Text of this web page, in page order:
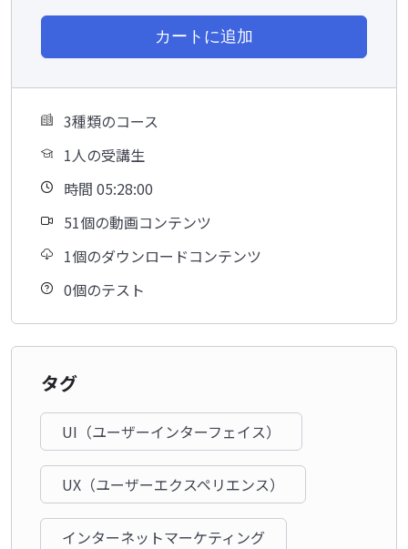
カートに追加
3種類のコース
1人の受講生
時間 05:28:00
51個の動画コンテンツ
1個のダウンロードコンテンツ
0個のテスト
タグ
UI（ユーザーインターフェイス）
UX（ユーザーエクスペリエンス）
インターネットマーケティング